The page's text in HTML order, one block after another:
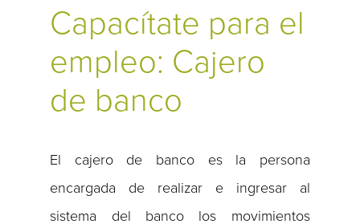
Capacítate para el
empleo: Cajero
de banco
El cajero de banco es la persona
encargada de realizar e ingresar al
sistema del banco los movimientos